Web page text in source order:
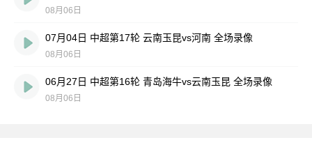
08月06日
07月04日 中超第17轮 云南玉昆vs河南 全场录像
08月06日
06月27日 中超第16轮 青岛海牛vs云南玉昆 全场录像
08月06日